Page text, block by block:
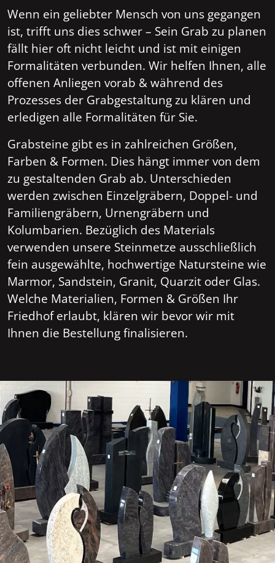
Wenn ein geliebter Mensch von uns gegangen
ist, trifft uns dies schwer – Sein Grab zu planen
fällt hier oft nicht leicht und ist mit einigen
Formalitäten verbunden. Wir helfen Ihnen, alle
offenen Anliegen vorab & während des
Prozesses der Grabgestaltung zu klären und
erledigen alle Formalitäten für Sie.
Grabsteine gibt es in zahlreichen Größen,
Farben & Formen. Dies hängt immer von dem
zu gestaltenden Grab ab. Unterschieden
werden zwischen Einzelgräbern, Doppel- und
Familiengräbern, Urnengräbern und
Kolumbarien. Bezüglich des Materials
verwenden unsere Steinmetze ausschließlich
fein ausgewählte, hochwertige Natursteine wie
Marmor, Sandstein, Granit, Quarzit oder Glas.
Welche Materialien, Formen & Größen Ihr
Friedhof erlaubt, klären wir bevor wir mit
Ihnen die Bestellung finalisieren.